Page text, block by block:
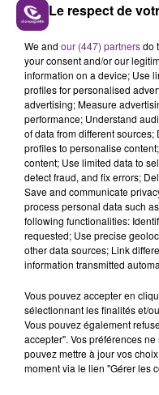
LE MAGASIN
SES PORTES
C'était l'une des
rémois. Le magasin
fermer ses portes.
TITRES
2h49
2h49
IMAGINE DRAGONS
Radioactive
2h43
2h43
Le respect de
We and our (447) partnersdo
your consent and/or our
information on a device; Use
profiles for personalised
advertising; Measure
performance; Understand
of data from different
profiles to personalise
content; Use limited data to
detect fraud, and fix errors;
Save and communicate
process personal data such
following functionalities:
requested; Use precise
other data sources; Link
information transmitted
Vous pouvez accepter en
sélectionnant les finalités et/
Vous pouvez également
accepter". Vos préférences
pouvez mettre à jour vos
moment via le lien "Gérer les